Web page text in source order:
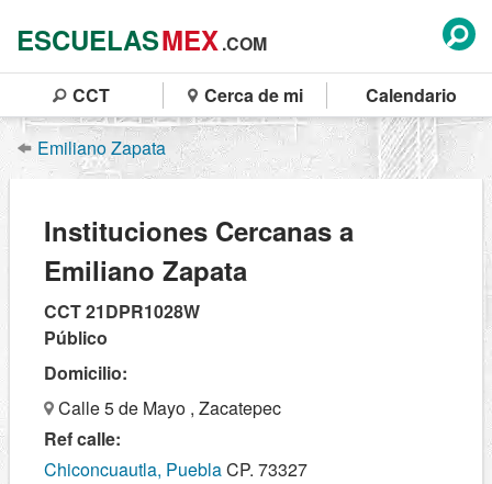
ESCUELASMEX.COM
CCT Cerca de mi Calendario
Emiliano Zapata
Instituciones Cercanas a
Emiliano Zapata
CCT 21DPR1028W
Público
Domicilio:
Calle 5 de Mayo , Zacatepec
Ref calle:
Chiconcuautla, PueblaCP. 73327